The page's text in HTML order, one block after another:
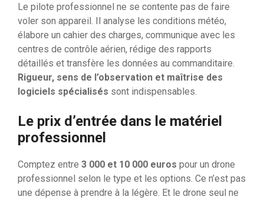
Le pilote professionnel ne se contente pas de faire
voler son appareil. Il analyse les conditions météo,
élabore un cahier des charges, communique avec les
centres de contrôle aérien, rédige des rapports
détaillés et transfère les données au commanditaire.
Rigueur, sens de l’observation et maîtrise des
logiciels spécialisés sont indispensables.
Le prix d’entrée dans le matériel
professionnel
Comptez entre 3 000 et 10 000 euros pour un drone
professionnel selon le type et les options. Ce n’est pas
une dépense à prendre à la légère. Et le drone seul ne